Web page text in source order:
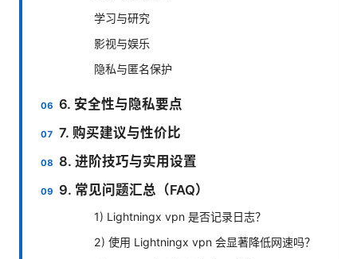
学习与研究
影视与娱乐
隐私与匿名保护
6. 安全性与隐私要点
7. 购买建议与性价比
8. 进阶技巧与实用设置
9. 常见问题汇总（FAQ）
1) Lightningx vpn 是否记录日志？
2) 使用 Lightningx vpn 会显著降低网速吗？